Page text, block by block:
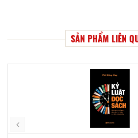
SẢN PHẨM LIÊN